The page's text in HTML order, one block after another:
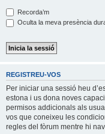
Recorda’m
Oculta la meva presència
REGISTREU-VOS
Per iniciar una sessió heu
estona i us dona noves
permisos addicionals als
vos que coneixeu les
regles del fòrum mentre hi